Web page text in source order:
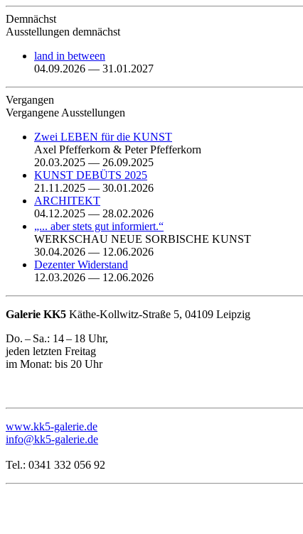
Demnächst
Ausstellungen demnächst
land in between
04.09.2026 — 31.01.2027
Vergangen
Vergangene Ausstellungen
Zwei LEBEN für die KUNST
Axel Pfefferkorn & Peter Pfefferkorn
20.03.2025 — 26.09.2025
KUNST DEBÜTS 2025
21.11.2025 — 30.01.2026
ARCHITEKT
04.12.2025 — 28.02.2026
„... aber stets gut informiert.“
WERKSCHAU NEUE SORBISCHE KUNST
30.04.2026 — 12.06.2026
Dezenter Widerstand
12.03.2026 — 12.06.2026
Galerie KK5 Käthe-Kollwitz-Straße 5, 04109 Leipzig
Do. – Sa.: 14 – 18 Uhr,
jeden letzten Freitag
im Monat: bis 20 Uhr
www.kk5-galerie.de
info@kk5-galerie.de
Tel.: 0341 332 056 92